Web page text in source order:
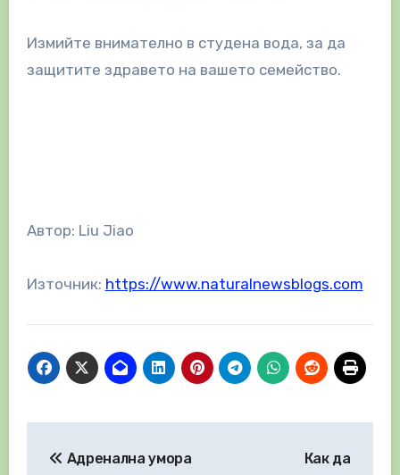
Измийте внимателно в студена вода, за да
защитите здравето на вашето семейство.
Автор: Liu Jiao
Източник: https://www.naturalnewsblogs.com
Адренална умора
Как да